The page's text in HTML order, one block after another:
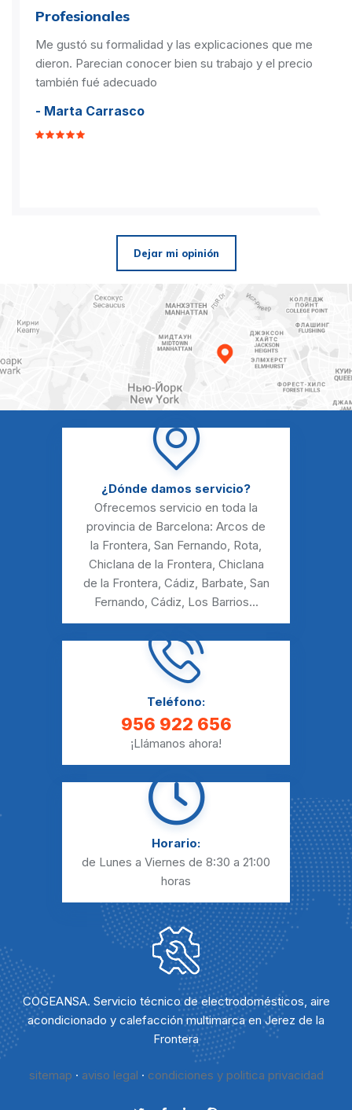
Profesionales
Me gustó su formalidad y las explicaciones que me
dieron. Parecian conocer bien su trabajo y el precio
también fué adecuado
- Marta Carrasco
Dejar mi opinión
¿Dónde damos servicio?
Ofrecemos servicio en toda la
provincia de Barcelona: Arcos de
la Frontera, San Fernando, Rota,
Chiclana de la Frontera, Chiclana
de la Frontera, Cádiz, Barbate, San
Fernando, Cádiz, Los Barrios...
Teléfono:
956 922 656
¡Llámanos ahora!
Horario:
de Lunes a Viernes de 8:30 a 21:00
horas
COGEANSA. Servicio técnico de electrodomésticos, aire
acondicionado y calefacción multimarca en Jerez de la
Frontera
sitemap · aviso legal · condiciones y politica privacidad